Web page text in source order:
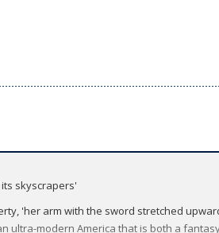
skyscrapers'
'her arm with the sword stretched
ultra-modern America that is both a